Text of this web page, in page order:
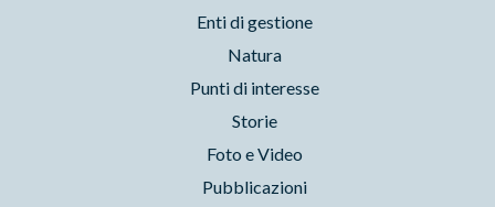
Enti di gestione
Natura
Punti di interesse
Storie
Foto e Video
Pubblicazioni